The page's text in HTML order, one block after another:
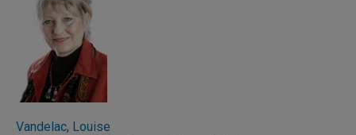
Vandelac, Louise